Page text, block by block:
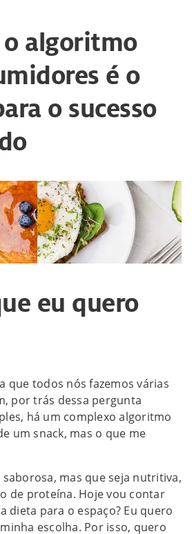
algoritmo
é o
o sucesso
eu quero
que todos nós fazemos várias
por trás dessa pergunta
há um complexo algoritmo
um snack, mas o que me
mas que seja nutritiva,
de proteína. Hoje vou contar
dieta para o espaço? Eu quero
escolha. Por isso, quero